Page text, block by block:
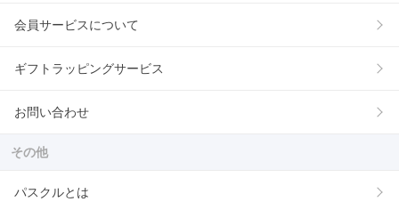
会員サービスについて
ギフトラッピングサービス
お問い合わせ
その他
パスクルとは